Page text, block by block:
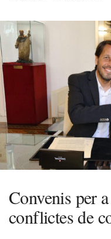
Convenis per
conflictes de